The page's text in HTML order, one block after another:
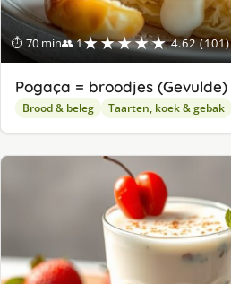
⏱ 70 min👥 1★★★★★ 4.62 (101)
Pogaça = broodjes (Gevulde)
Brood & beleg Taarten, koek & gebak